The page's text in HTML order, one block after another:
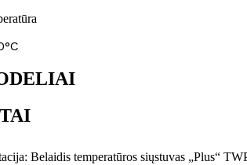
Belaidis temperatūros siųstuvas „Plus“